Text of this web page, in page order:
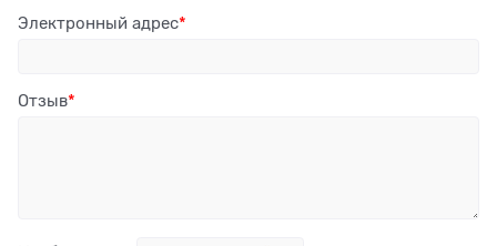
Электронный адрес
Отзыв